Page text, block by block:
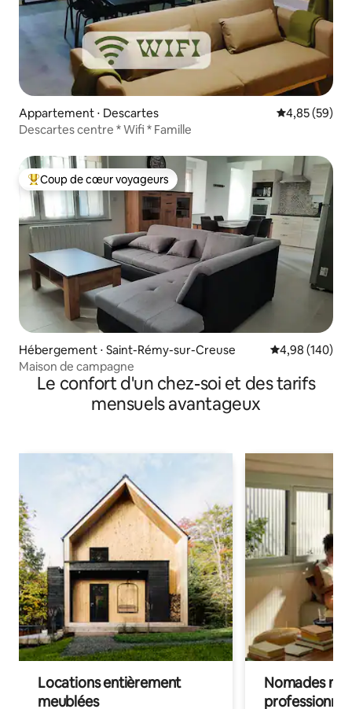
Appartement ⋅ Descartes Évaluation
4,85 (59)
Descartes centre * Wifi * Famille
Coups de cœur voyageurs les plus appréciés
Coup de cœur voyageurs
Hébergement ⋅ Saint-Rémy-sur-Creuse Évaluation
4,98 (140)
Maison de campagne
Le confort d'un chez-soi et des tarifs
mensuels avantageux
Locations entièrement
meublées
Nomades